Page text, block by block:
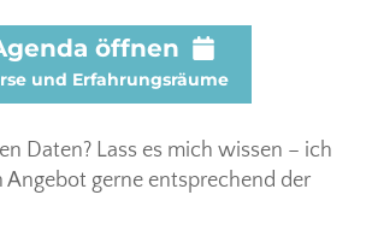
öffnen
und Erfahrungsräume
Daten? Lass es mich wissen – ich
Angebot gerne entsprechend der